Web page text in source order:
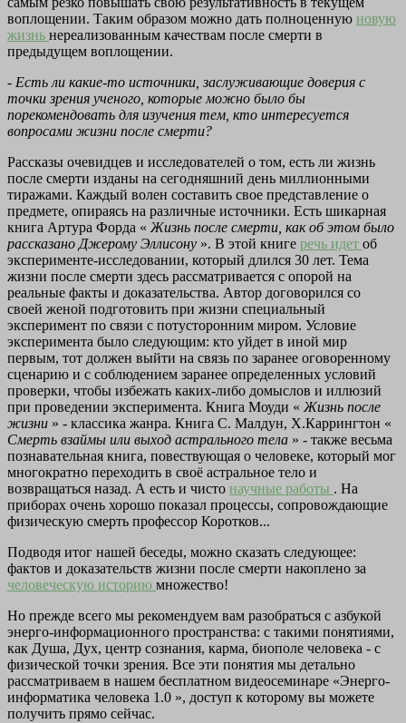
воплощении. Таким образом можно дать полноценную новую
жизнь нереализованным качествам после смерти в
предыдущем воплощении.
- Есть ли какие-то источники, заслуживающие доверия с
точки зрения ученого, которые можно было бы
порекомендовать для изучения тем, кто интересуется
вопросами жизни после смерти?
Рассказы очевидцев и исследователей о том, есть ли жизнь
после смерти изданы на сегодняшний день миллионными
тиражами. Каждый волен составить свое представление о
предмете, опираясь на различные источники. Есть шикарная
книга Артура Форда « Жизнь после смерти, как об этом было
рассказано Джерому Эллисону ». В этой книге речь идет об
эксперименте-исследовании, который длился 30 лет. Тема
жизни после смерти здесь рассматривается с опорой на
реальные факты и доказательства. Автор договорился со
своей женой подготовить при жизни специальный
эксперимент по связи с потусторонним миром. Условие
эксперимента было следующим: кто уйдет в иной мир
первым, тот должен выйти на связь по заранее оговоренному
сценарию и с соблюдением заранее определенных условий
проверки, чтобы избежать каких-либо домыслов и иллюзий
при проведении эксперимента. Книга Моуди « Жизнь после
жизни » - классика жанра. Книга С. Малдун, Х.Каррингтон «
Смерть взаймы или выход астрального тела » - также весьма
познавательная книга, повествующая о человеке, который мог
многократно переходить в своё астральное тело и
возвращаться назад. А есть и чисто научные работы . На
приборах очень хорошо показал процессы, сопровождающие
физическую смерть профессор Коротков...
Подводя итог нашей беседы, можно сказать следующее:
фактов и доказательств жизни после смерти накоплено за
человеческую историю множество!
Но прежде всего мы рекомендуем вам разобраться с азбукой
энерго-информационного пространства: с такими понятиями,
как Душа, Дух, центр сознания, карма, биополе человека - с
физической точки зрения. Все эти понятия мы детально
рассматриваем в нашем бесплатном видеосеминаре «Энерго-
информатика человека 1.0 », доступ к которому вы можете
получить прямо сейчас.